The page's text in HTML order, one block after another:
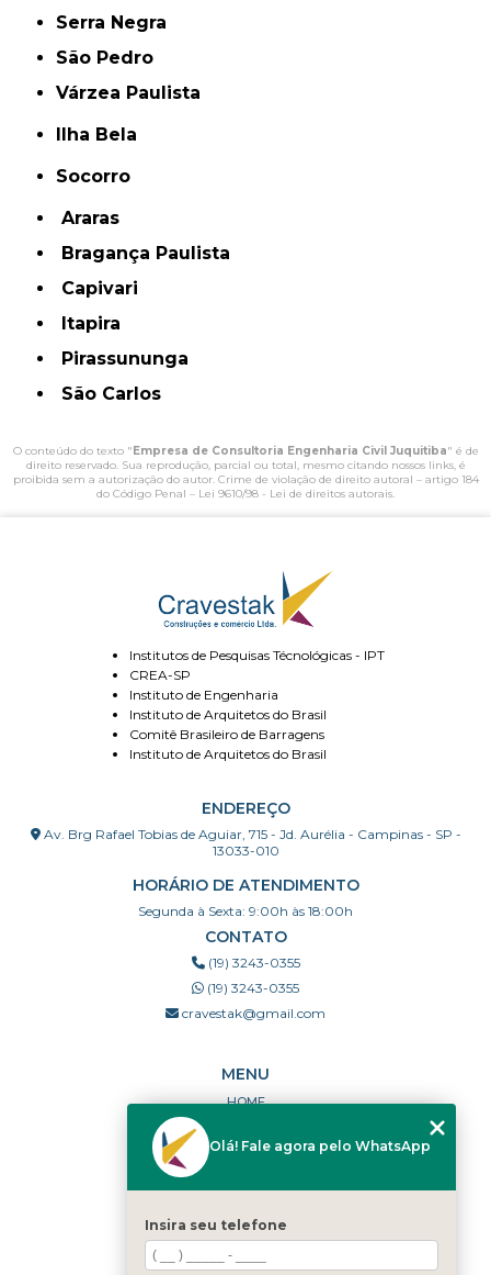
Serra Negra
São Pedro
Várzea Paulista
Ilha Bela
Socorro
Araras
Bragança Paulista
Capivari
Itapira
Pirassununga
São Carlos
O conteúdo do texto " Empresa de Consultoria Engenharia Civil Juquitiba" é de
direito reservado. Sua reprodução, parcial ou total, mesmo citando nossos links, é
proibida sem a autorização do autor. Crime de violação de direito autoral – artigo 184
do Código Penal – Lei 9610/98 - Lei de direitos autorais.
Institutos de Pesquisas Técnológicas - IPT
CREA-SP
Instituto de Engenharia
Instituto de Arquitetos do Brasil
Comitê Brasileiro de Barragens
Instituto de Arquitetos do Brasil
ENDEREÇO
Av. Brg Rafael Tobias de Aguiar, 715 - Jd. Aurélia - Campinas - SP -
13033-010
HORÁRIO DE ATENDIMENTO
Segunda à Sexta: 9:00h às 18:00h
CONTATO
(19) 3243-0355
(19) 3243-0355
cravestak@gmail.com
MENU
HOME
PORTFÓLIO
DÚVIDAS FREQUENTES
CATEGORIAS
MAPA DO SITE
Olá! Fale agora pelo WhatsApp
Insira seu telefone